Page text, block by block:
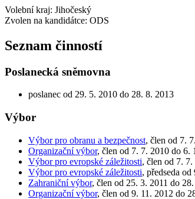
Volební kraj: Jihočeský
Zvolen na kandidátce: ODS
Seznam činností
Poslanecká sněmovna
poslanec od 29. 5. 2010 do 28. 8. 2013
Výbor
Výbor pro obranu a bezpečnost, člen od 7.
Organizační výbor, člen od 7. 7. 2010 do 6.
Výbor pro evropské záležitosti, člen od 7.
Výbor pro evropské záležitosti, předseda
Zahraniční výbor, člen od 25. 3. 2011 do
Organizační výbor, člen od 9. 11. 2012 do